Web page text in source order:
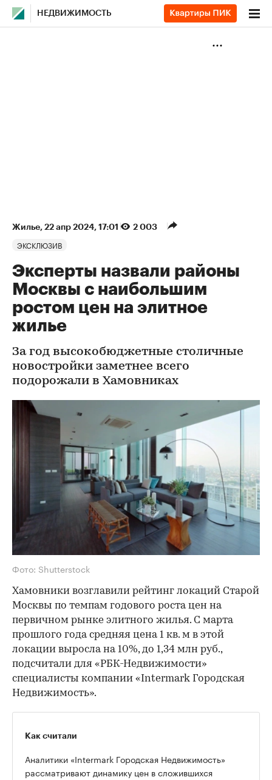
НЕДВИЖИМОСТЬ
Жилье⁠, 22 апр 2024, 17:01 2 003
ЭКСКЛЮЗИВ
Эксперты назвали районы
Москвы с наибольшим
ростом цен на элитное
жилье
За год высокобюджетные столичные
новостройки заметнее всего
подорожали в Хамовниках
Фото: Shutterstock
Хамовники возглавили рейтинг локаций Старой
Москвы по темпам годового роста цен на
первичном рынке элитного жилья. С марта
прошлого года средняя цена 1 кв. м в этой
локации выросла на 10%, до 1,34 млн руб.,
подсчитали для «РБК-Недвижимости»
специалисты компании «Intermark Городская
Недвижимость».
Как считали
Аналитики «Intermark Городская Недвижимость»
рассматривают динамику цен в сложившихся